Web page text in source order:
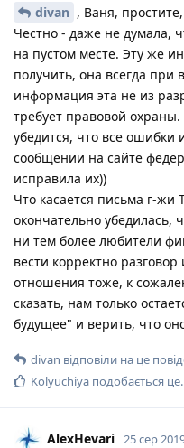
divan , Ваня,
Честно - даже не думала,
на пустом месте. Эту же
получить, она всегда при
информация эта не из
требует правовой
убедится, что все ошибки
сообщении на сайте
исправила их))
Что касается письма г-жи
окончательно
ни тем более любители
вести корректно
отношения тоже, к
сказать, нам только
будущее" и верить, что
divan відповіли на це
Kolyuchiya подобається це.
AlexHevari 25 сер